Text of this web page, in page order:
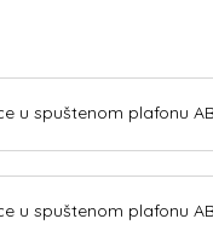
u spuštenom plafonu
u spuštenom plafonu